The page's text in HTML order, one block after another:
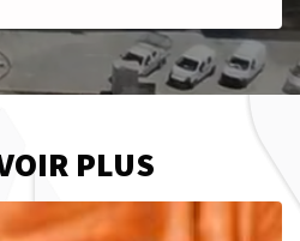
PLUS